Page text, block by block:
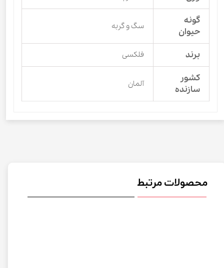
گونه
حیوان
سگ و گربه
برند فلکسی
کشور
سازنده
آلمان
محصولات مرتبط